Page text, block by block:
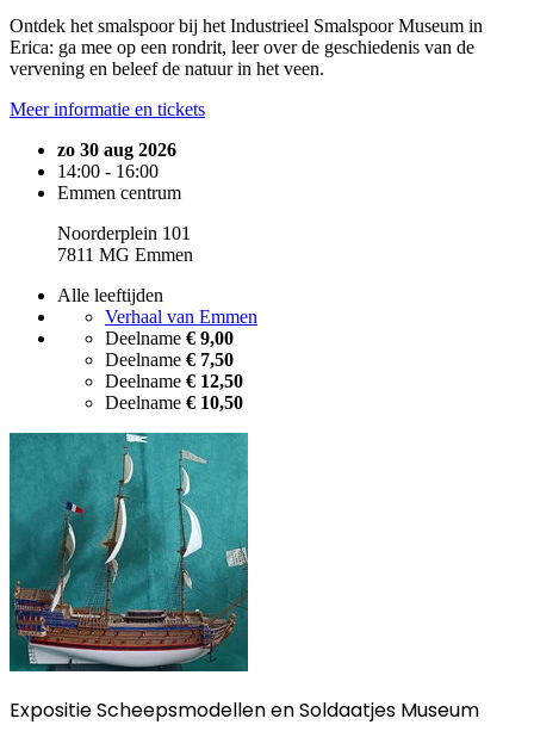
Ontdek het smalspoor bij het Industrieel Smalspoor Museum in
Erica: ga mee op een rondrit, leer over de geschiedenis van de
vervening en beleef de natuur in het veen.
Meer informatie en tickets
zo 30 aug 2026
14:00 - 16:00
Emmen centrum
Noorderplein 101
7811 MG Emmen
Alle leeftijden
Verhaal van Emmen
Deelname € 9,00
Deelname € 7,50
Deelname € 12,50
Deelname € 10,50
Expositie Scheepsmodellen en Soldaatjes Museum